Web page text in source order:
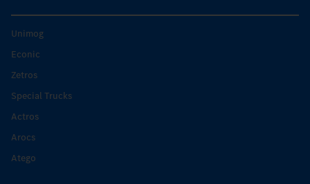
Unimog
Econic
Zetros
Special Trucks
Actros
Arocs
Atego